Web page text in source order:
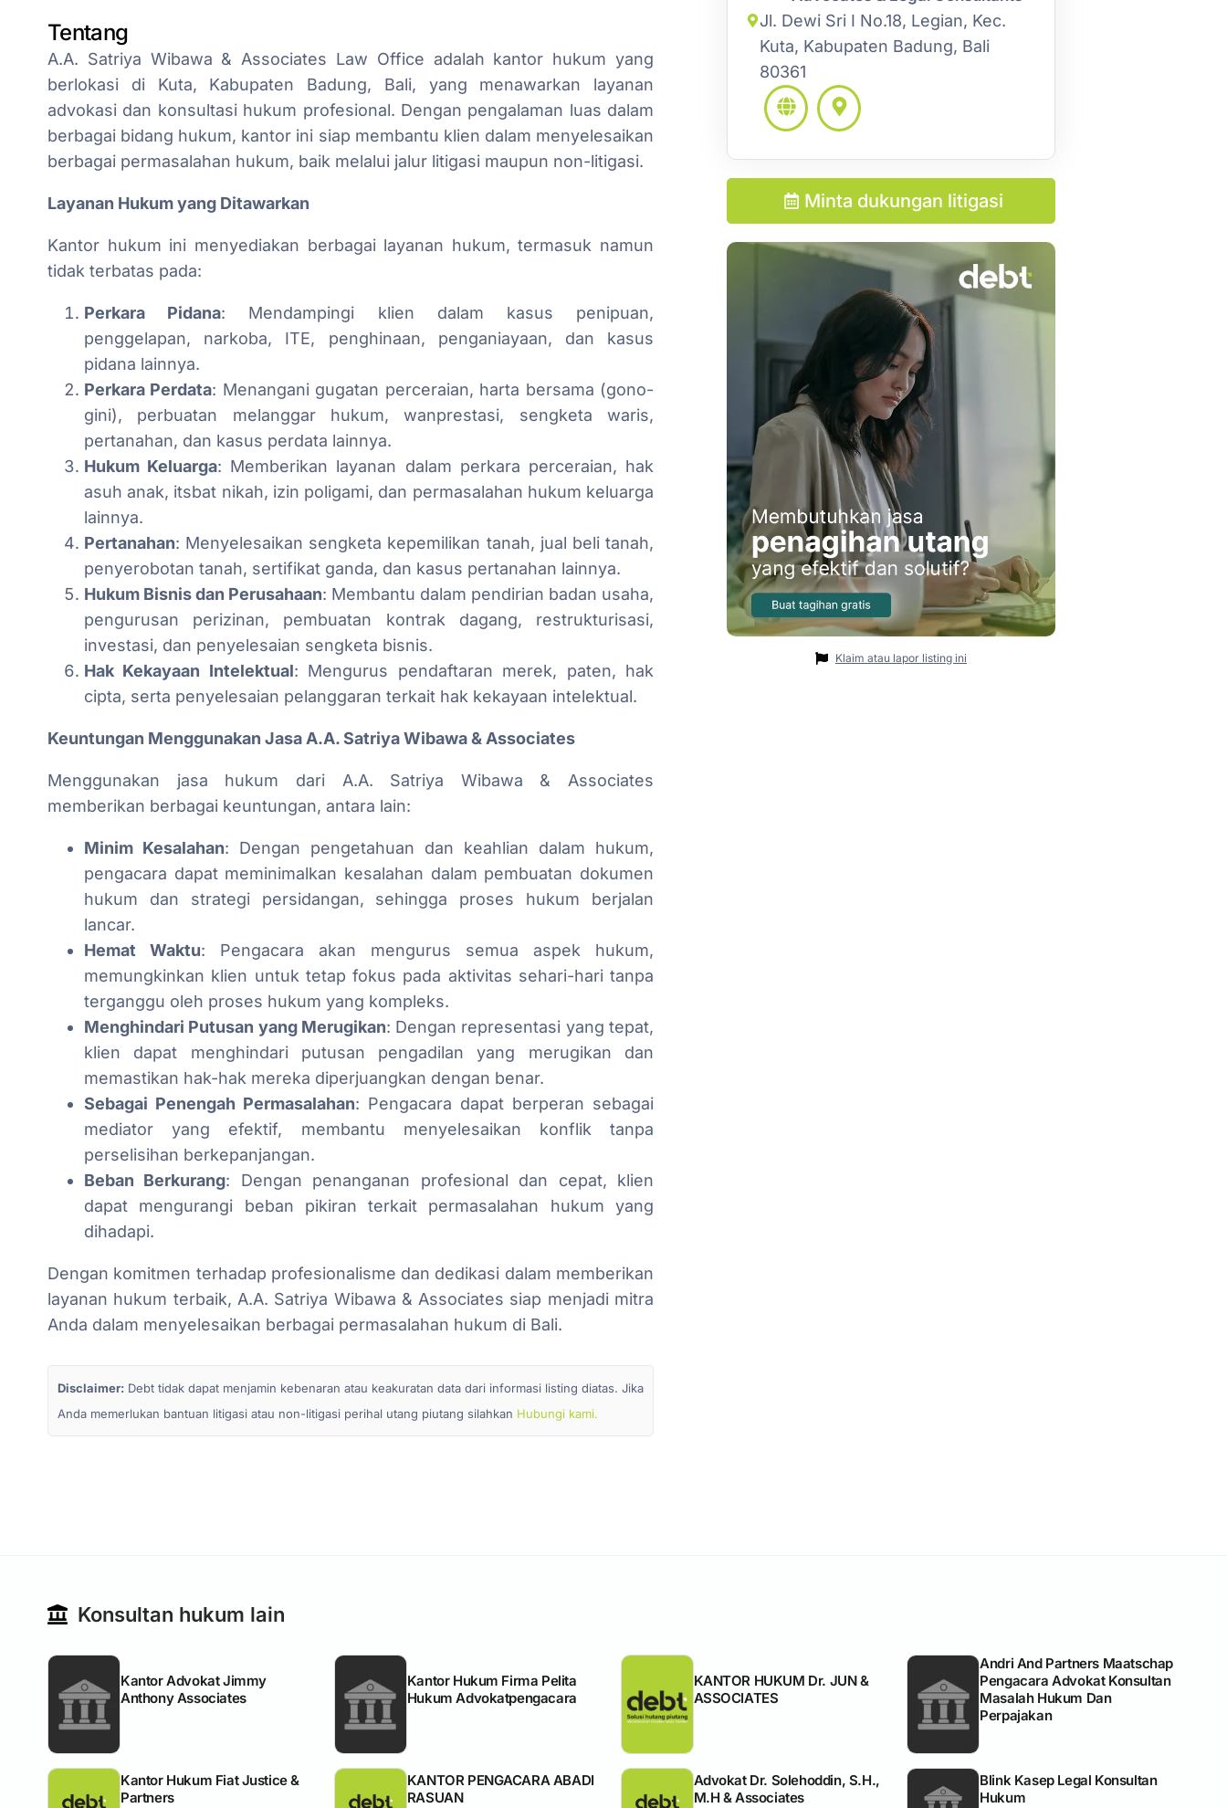
Tentang
A.A. Satriya Wibawa & Associates Law Office adalah kantor hukum yang
berlokasi di Kuta, Kabupaten Badung, Bali, yang menawarkan layanan
advokasi dan konsultasi hukum profesional. Dengan pengalaman luas dalam
berbagai bidang hukum, kantor ini siap membantu klien dalam menyelesaikan
berbagai permasalahan hukum, baik melalui jalur litigasi maupun non-litigasi.
Layanan Hukum yang Ditawarkan
Kantor hukum ini menyediakan berbagai layanan hukum, termasuk namun
tidak terbatas pada:
Perkara Pidana: Mendampingi klien dalam kasus penipuan,
penggelapan, narkoba, ITE, penghinaan, penganiayaan, dan kasus
pidana lainnya.
Perkara Perdata: Menangani gugatan perceraian, harta bersama (gono-
gini), perbuatan melanggar hukum, wanprestasi, sengketa waris,
pertanahan, dan kasus perdata lainnya.
Hukum Keluarga: Memberikan layanan dalam perkara perceraian, hak
asuh anak, itsbat nikah, izin poligami, dan permasalahan hukum keluarga
lainnya.
Pertanahan: Menyelesaikan sengketa kepemilikan tanah, jual beli tanah,
penyerobotan tanah, sertifikat ganda, dan kasus pertanahan lainnya.
Hukum Bisnis dan Perusahaan: Membantu dalam pendirian badan usaha,
pengurusan perizinan, pembuatan kontrak dagang, restrukturisasi,
investasi, dan penyelesaian sengketa bisnis.
Hak Kekayaan Intelektual: Mengurus pendaftaran merek, paten, hak
cipta, serta penyelesaian pelanggaran terkait hak kekayaan intelektual.
Keuntungan Menggunakan Jasa A.A. Satriya Wibawa & Associates
Menggunakan jasa hukum dari A.A. Satriya Wibawa & Associates
memberikan berbagai keuntungan, antara lain:
Minim Kesalahan: Dengan pengetahuan dan keahlian dalam hukum,
pengacara dapat meminimalkan kesalahan dalam pembuatan dokumen
hukum dan strategi persidangan, sehingga proses hukum berjalan
lancar.
Hemat Waktu: Pengacara akan mengurus semua aspek hukum,
memungkinkan klien untuk tetap fokus pada aktivitas sehari-hari tanpa
terganggu oleh proses hukum yang kompleks.
Menghindari Putusan yang Merugikan: Dengan representasi yang tepat,
klien dapat menghindari putusan pengadilan yang merugikan dan
memastikan hak-hak mereka diperjuangkan dengan benar.
Sebagai Penengah Permasalahan: Pengacara dapat berperan sebagai
mediator yang efektif, membantu menyelesaikan konflik tanpa
perselisihan berkepanjangan.
Beban Berkurang: Dengan penanganan profesional dan cepat, klien
dapat mengurangi beban pikiran terkait permasalahan hukum yang
dihadapi.
Dengan komitmen terhadap profesionalisme dan dedikasi dalam memberikan
layanan hukum terbaik, A.A. Satriya Wibawa & Associates siap menjadi mitra
Anda dalam menyelesaikan berbagai permasalahan hukum di Bali.
Disclaimer: Debt tidak dapat menjamin kebenaran atau keakuratan data dari informasi listing diatas. Jika
Anda memerlukan bantuan litigasi atau non-litigasi perihal utang piutang silahkan Hubungi kami.
Jl. Dewi Sri I No.18, Legian, Kec.
Kuta, Kabupaten Badung, Bali
80361
Minta dukungan litigasi
Klaim atau lapor listing ini
Konsultan hukum lain
Kantor Advokat Jimmy
Anthony Associates
Kantor Hukum Firma Pelita
Hukum Advokatpengacara
KANTOR HUKUM Dr. JUN &
ASSOCIATES
Andri And Partners Maatschap
Pengacara Advokat Konsultan
Masalah Hukum Dan
Perpajakan
Kantor Hukum Fiat Justice &
Partners
KANTOR PENGACARA ABADI
RASUAN
Advokat Dr. Solehoddin, S.H.,
M.H & Associates
Blink Kasep Legal Konsultan
Hukum